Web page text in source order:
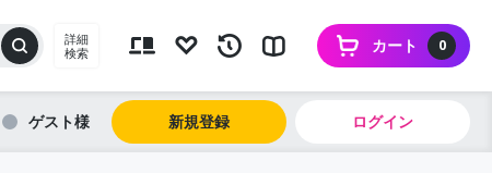
詳細
検索
0
カート
ゲスト 新規登録 ログイン